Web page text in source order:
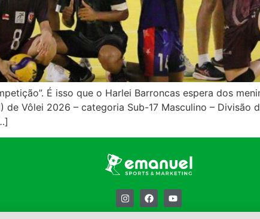
É isso que o Harlei Barroncas espera dos
de Vôlei 2026 – categoria Sub-17 Masculino –